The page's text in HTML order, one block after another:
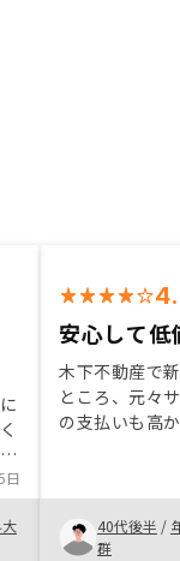
日
安心して低
木下不動産で
ところ、元々
の支払いも高
しく音信不通
資に悪い印象
から２年後に
40代後半 /
群